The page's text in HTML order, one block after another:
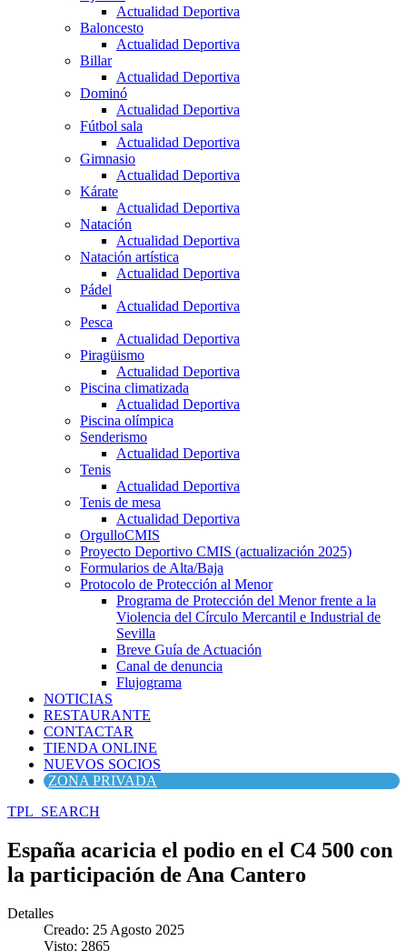
Actualidad Deportiva
Baloncesto
Actualidad Deportiva
Billar
Actualidad Deportiva
Dominó
Actualidad Deportiva
Fútbol sala
Actualidad Deportiva
Gimnasio
Actualidad Deportiva
Kárate
Actualidad Deportiva
Natación
Actualidad Deportiva
Natación artística
Actualidad Deportiva
Pádel
Actualidad Deportiva
Pesca
Actualidad Deportiva
Piragüismo
Actualidad Deportiva
Piscina climatizada
Actualidad Deportiva
Piscina olímpica
Senderismo
Actualidad Deportiva
Tenis
Actualidad Deportiva
Tenis de mesa
Actualidad Deportiva
OrgulloCMIS
Proyecto Deportivo CMIS (actualización 2025)
Formularios de Alta/Baja
Protocolo de Protección al Menor
Programa de Protección del Menor frente a la
Violencia del Círculo Mercantil e Industrial de
Sevilla
Breve Guía de Actuación
Canal de denuncia
Flujograma
NOTICIAS
RESTAURANTE
CONTACTAR
TIENDA ONLINE
NUEVOS SOCIOS
ZONA PRIVADA
TPL_SEARCH
España acaricia el podio en el C4 500 con
la participación de Ana Cantero
Detalles
Creado: 25 Agosto 2025
Visto: 2865